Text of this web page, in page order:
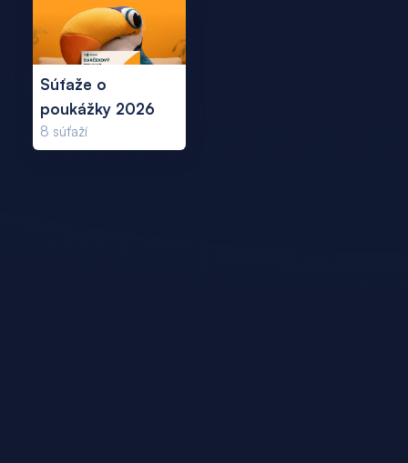
Súťaže o
poukážky 2026
8 súťaží